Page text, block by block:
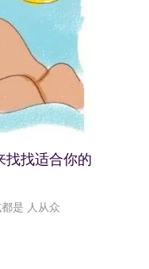
找找适合你的
是 人从众